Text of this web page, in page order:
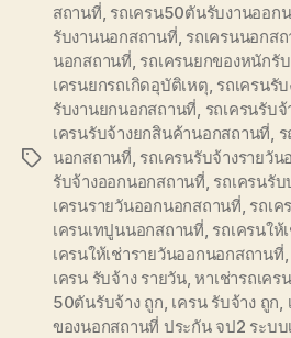
Tags
สถานที่ รถเครน50ตันรับงานออก
รับงานนอกสถานที่ รถเครนนอกส
นอกสถานที่ รถเครนยกของหนักรั
เครนยกรถเกิดอุบัติเหตุ รถเครนรั
รับงานยกนอกสถานที่ รถเครนรับ
เครนรับจ้างยกสินค้านอกสถานที่
นอกสถานที่ รถเครนรับจ้างรายวั
รับจ้างออกนอกสถานที่ รถเครนรั
เครนรายวันออกนอกสถานที่ รถเค
เครนเทปูนนอกสถานที่ รถเครนใ
เครนให้เช่ารายวันออกนอกสถานที่
เครน รับจ้าง รายวัน,หาเช่ารถเคร
50ตันรับจ้าง ถูก เครน รับจ้าง ถูก
ของนอกสถานที่ ประกัน จป2 ระบบ